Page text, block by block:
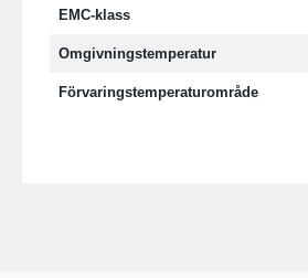
EMC-klass
Omgivningstemperatur
Förvaringstemperaturområde